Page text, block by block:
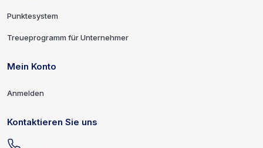
Punktesystem
Treueprogramm für Unternehmer
Mein Konto
Anmelden
Kontaktieren Sie uns